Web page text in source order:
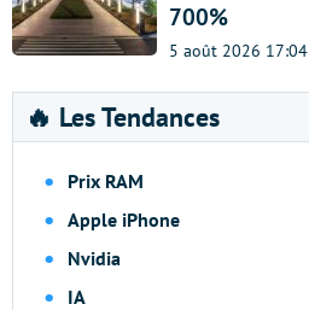
700%
5 août 2026 17:04
🔥 Les Tendances
Prix RAM
Apple iPhone
Nvidia
IA